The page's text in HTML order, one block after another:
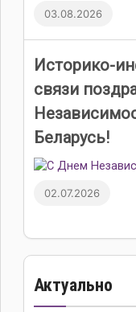
03.08.2026
Историко-
связи
Беларусь!
02.07.2026
Актуально